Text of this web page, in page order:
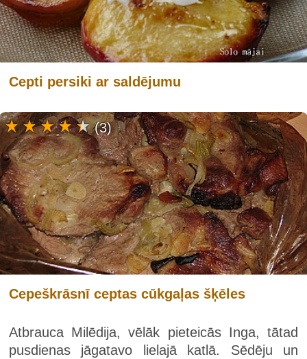
Cepti persiki ar saldējumu
Cepeškrāsnī ceptas cūkgaļas šķēles
Atbrauca Milēdija, vēlāk pieteicās Inga, tātad
pusdienas jāgatavo lielajā katlā. Sēdēju un
(3)